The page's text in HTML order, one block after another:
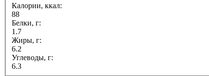
Калории, ккал:
88
Белки, г:
1.7
Жиры, г:
6.2
Углеводы, г:
6.3